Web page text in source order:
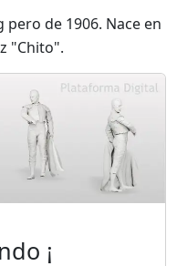
pero de 1906. Nace en
"Chito".
¡